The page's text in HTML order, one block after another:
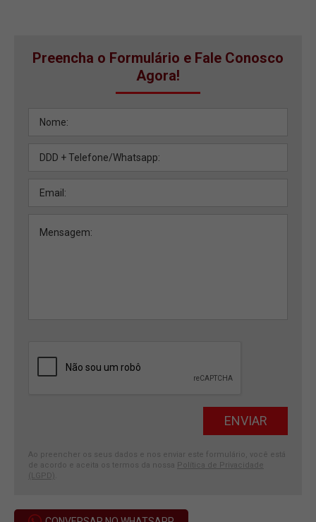
Preencha o Formulário e Fale Conosco
Agora!
Ao preencher os seus dados e nos enviar este formulário, você está
de acordo e aceita os termos da nossa Política de Privacidade
(LGPD)